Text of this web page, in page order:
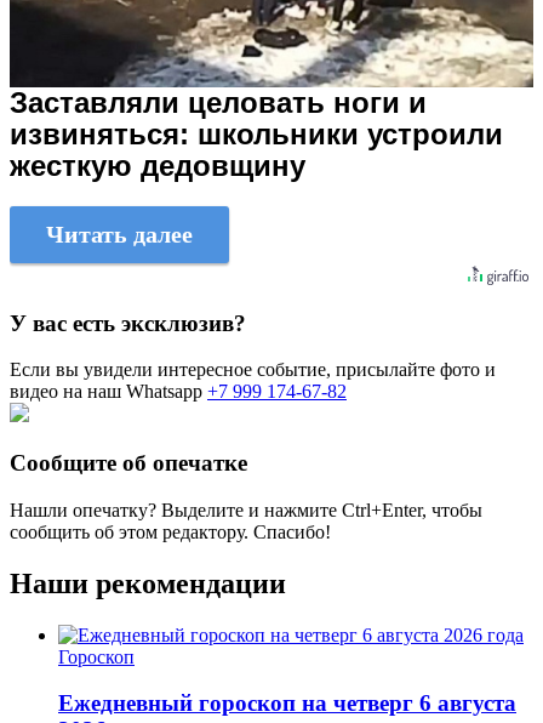
Заставляли целовать ноги и
извиняться: школьники устроили
жесткую дедовщину
Читать далее
У вас есть эксклюзив?
Если вы увидели интересное событие, присылайте фото и
видео на наш Whatsapp +7 999 174-67-82
Сообщите об опечатке
Нашли опечатку? Выделите и нажмите Ctrl+Enter, чтобы
сообщить об этом редактору. Спасибо!
Наши рекомендации
Гороскоп
Ежедневный гороскоп на четверг 6 августа